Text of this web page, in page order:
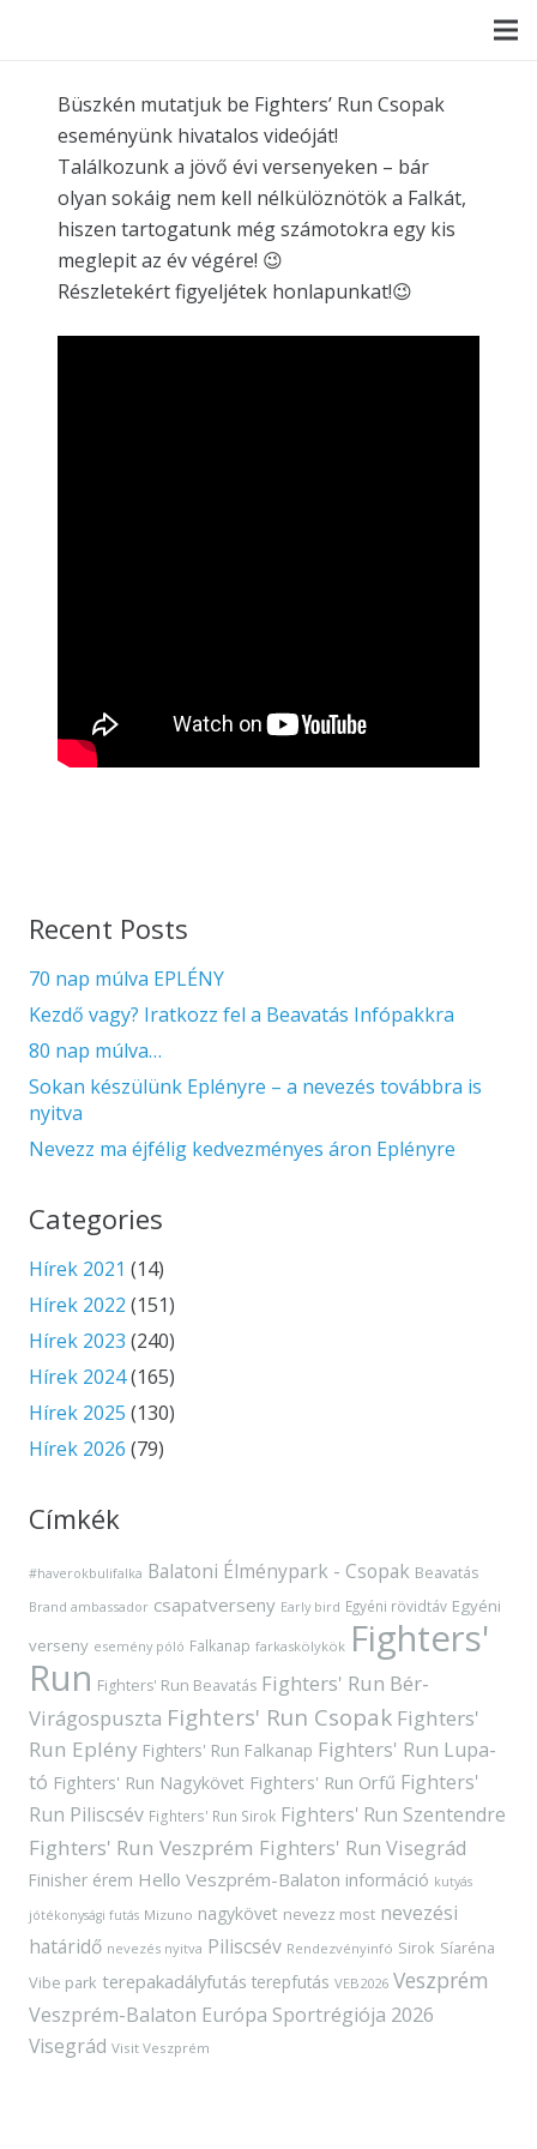
Büszkén mutatjuk be Fighters’ Run Csopak
eseményünk hivatalos videóját!
Találkozunk a jövő évi versenyeken – bár
olyan sokáig nem kell nélkülöznötök a Falkát,
hiszen tartogatunk még számotokra egy kis
meglepit az év végére! 😉
Részletekért figyeljétek honlapunkat!😉
Recent Posts
70 nap múlva EPLÉNY
Kezdő vagy? Iratkozz fel a Beavatás Infópakkra
80 nap múlva…
Sokan készülünk Eplényre – a nevezés továbbra is
nyitva
Nevezz ma éjfélig kedvezményes áron Eplényre
Categories
Hírek 2021 (14)
Hírek 2022 (151)
Hírek 2023 (240)
Hírek 2024(165)
Hírek 2025 (130)
Hírek 2026 (79)
Címkék
#haverokbulifalka Balatoni Élménypark - Csopak Beavatás
Brand ambassador csapatverseny Early bird Egyéni rövidtáv Egyéni
verseny esemény póló Falkanap farkaskölykök Fighters'
Run Fighters' Run Beavatás Fighters' Run Bér-
Virágospuszta Fighters' Run Csopak Fighters'
Run Eplény Fighters' Run Falkanap Fighters' Run Lupa-
tó Fighters' Run Nagykövet Fighters' Run Orfű Fighters'
Run Piliscsév Fighters' Run Sirok Fighters' Run Szentendre
Fighters' Run Veszprém Fighters' Run Visegrád
Finisher érem Hello Veszprém-Balaton információ kutyás
jótékonysági futás Mizuno nagykövet nevezz most nevezési
határidő nevezés nyitva Piliscsév Rendezvényinfó Sirok Síaréna
Vibe park terepakadályfutás terepfutás VEB2026 Veszprém
Veszprém-Balaton Európa Sportrégiója 2026
Visegrád Visit Veszprém